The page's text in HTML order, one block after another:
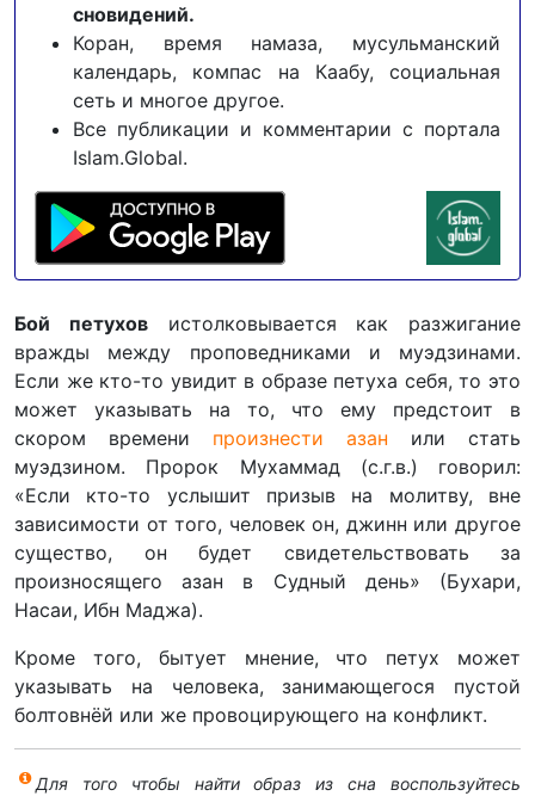
сновидений.
Коран, время намаза, мусульманский
календарь, компас на Каабу, социальная
сеть и многое другое.
Все публикации и комментарии с портала
Islam.Global.
Бой петуховистолковывается как разжигание
вражды между проповедниками и муэдзинами.
Если же кто-то увидит в образе петуха себя, то это
может указывать на то, что ему предстоит в
скором времени произнести азан или стать
муэдзином. Пророк Мухаммад (с.г.в.) говорил:
«Если кто-то услышит призыв на молитву, вне
зависимости от того, человек он, джинн или другое
существо, он будет свидетельствовать за
произносящего азан в Судный день» (Бухари,
Насаи, Ибн Маджа).
Кроме того, бытует мнение, что петух может
указывать на человека, занимающегося пустой
болтовнёй или же провоцирующего на конфликт.
Для того чтобы найти образ из сна воспользуйтесь